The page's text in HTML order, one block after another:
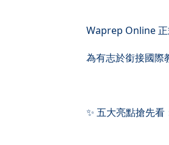
Waprep Online 正
為有志於銜接國際
✨ 五大亮點搶先看